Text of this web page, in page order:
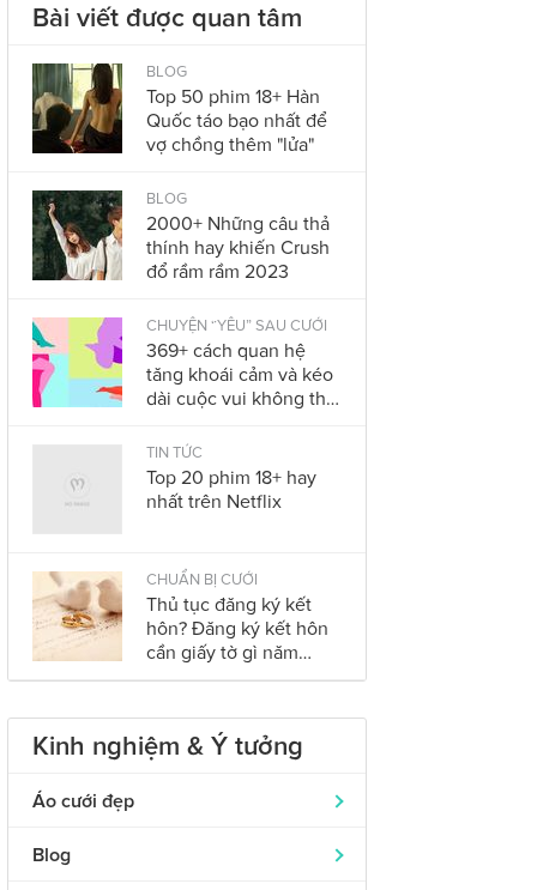
Bài viết được quan tâm
BLOG
Top 50 phim 18+ Hàn
Quốc táo bạo nhất để
vợ chồng thêm "lửa"
BLOG
2000+ Những câu thả
thính hay khiến Crush
đổ rầm rầm 2023
CHUYỆN “YÊU” SAU CƯỚI
369+ cách quan hệ
tăng khoái cảm và kéo
dài cuộc vui không thể
2023
TIN TỨC
Top 20 phim 18+ hay
nhất trên Netflix
CHUẨN BỊ CƯỚI
Thủ tục đăng ký kết
hôn? Đăng ký kết hôn
cần giấy tờ gì năm
2023?
Kinh nghiệm & Ý tưởng
Áo cưới đẹp
Áo dài cưới
319
Blog